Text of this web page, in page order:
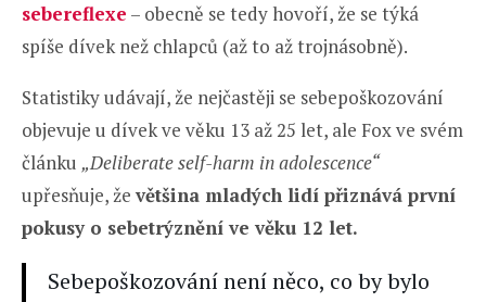
sebereflexe – obecně se tedy hovoří, že se týká
spíše dívek než chlapců (až to až trojnásobně).
Statistiky udávají, že nejčastěji se sebepoškozování
objevuje u dívek ve věku 13 až 25 let, ale Fox ve svém
článku „Deliberate self-harm in adolescence“
upřesňuje, že většina mladých lidí přiznává první
pokusy o sebetrýznění ve věku 12 let.
Sebepoškozování není něco, co by bylo